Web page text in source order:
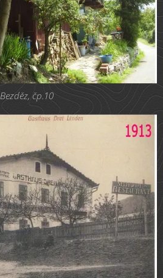
Bezděz, čp.10